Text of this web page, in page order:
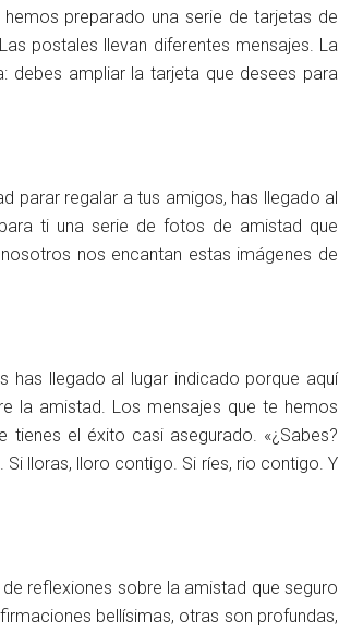
preparado una serie de tarjetas de
postales llevan diferentes mensajes. La
debes ampliar la tarjeta que desees para
parar regalar a tus amigos, has llegado al
ti una serie de fotos de amistad que
nos encantan estas imágenes de
has llegado al lugar indicado porque aquí
la amistad. Los mensajes que te hemos
tienes el éxito casi asegurado. «¿Sabes?
lloras, lloro contigo. Si ríes, rio contigo. Y
reflexiones sobre la amistad que seguro
bellísimas, otras son profundas,